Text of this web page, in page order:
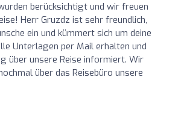
berücksichtigt und wir freuen
Herr Gruzdz ist sehr freundlich,
ein und kümmert sich um deine
Unterlagen per Mail erhalten und
über unsere Reise informiert. Wir
über das Reisebüro unsere